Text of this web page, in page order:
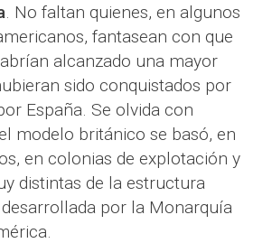
. No faltan quienes, en algunos
fantasean con que
alcanzado una mayor
sido conquistados por
España. Se olvida con
modelo británico se basó, en
en colonias de explotación y
distintas de la estructura
por la Monarquía